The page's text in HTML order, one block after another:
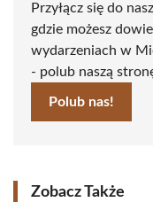
Przyłącz się do
gdzie możesz
wydarzeniach w
- polub naszą
Polub nas!
Zobacz Także